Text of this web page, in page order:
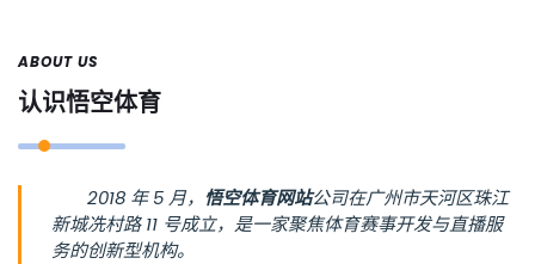
ABOUT US
认识悟空体育
2018 年 5 月， 悟空体育网站公司在广州市天河区珠江
新城冼村路 11 号成立，是一家聚焦体育赛事开发与直播服
务的创新型机构。